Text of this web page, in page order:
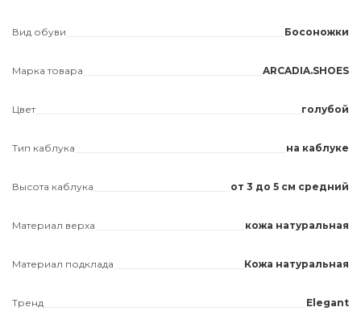
Вид обуви Босоножки
Марка товара ARCADIA.SHOES
Цвет голубой
Тип каблука на каблуке
Высота каблука от 3 до 5 см средний
Материал верха кожа натуральная
Материал подклада Кожа натуральная
Тренд Elegant